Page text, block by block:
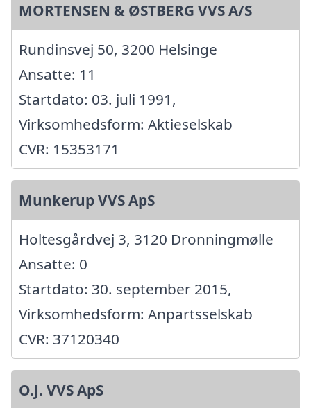
MORTENSEN & ØSTBERG VVS A/S
Rundinsvej 50, 3200 Helsinge
Ansatte: 11
Startdato: 03. juli 1991,
Virksomhedsform: Aktieselskab
CVR: 15353171
Munkerup VVS ApS
Holtesgårdvej 3, 3120 Dronningmølle
Ansatte: 0
Startdato: 30. september 2015,
Virksomhedsform: Anpartsselskab
CVR: 37120340
O.J. VVS ApS